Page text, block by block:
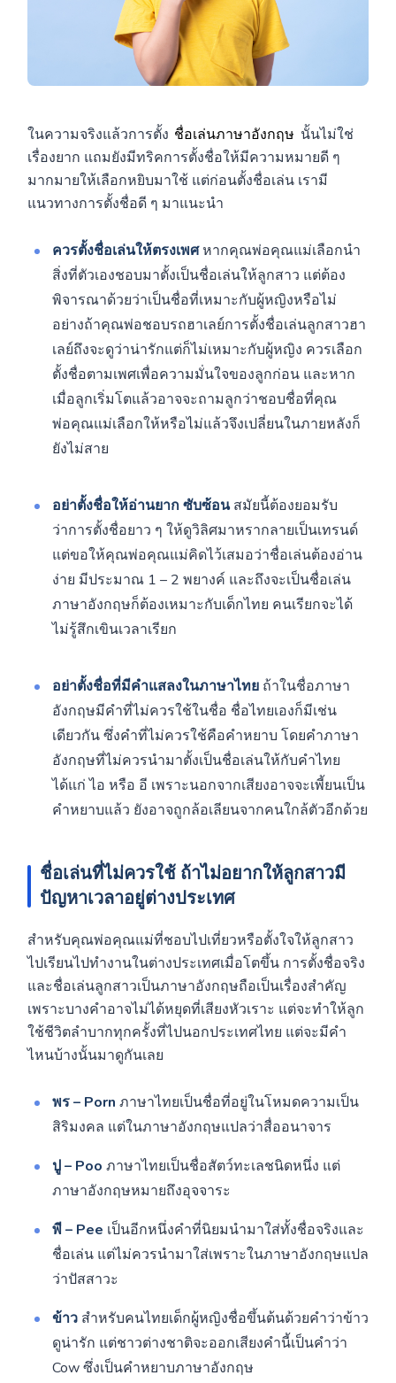
ในความจริงแล้วการตั้ง ชื่อเล่นภาษาอังกฤษ นั้นไม่ใช่
เรื่องยาก แถมยังมีทริคการตั้งชื่อให้มีความหมายดี ๆ
มากมายให้เลือกหยิบมาใช้ แต่ก่อนตั้งชื่อเล่น เรามี
แนวทางการตั้งชื่อดี ๆ มาแนะนำ
ควรตั้งชื่อเล่นให้ตรงเพศหากคุณพ่อคุณแม่เลือกนำ
สิ่งที่ตัวเองชอบมาตั้งเป็นชื่อเล่นให้ลูกสาว แต่ต้อง
พิจารณาด้วยว่าเป็นชื่อที่เหมาะกับผู้หญิงหรือไม่
อย่างถ้าคุณพ่อชอบรถฮาเลย์การตั้งชื่อเล่นลูกสาวฮา
เลย์ถึงจะดูว่าน่ารักแต่ก็ไม่เหมาะกับผู้หญิง ควรเลือก
ตั้งชื่อตามเพศเพื่อความมั่นใจของลูกก่อน และหาก
เมื่อลูกเริ่มโตแล้วอาจจะถามลูกว่าชอบชื่อที่คุณ
พ่อคุณแม่เลือกให้หรือไม่แล้วจึงเปลี่ยนในภายหลังก็
ยังไม่สาย
อย่าตั้งชื่อให้อ่านยาก ซับซ้อนสมัยนี้ต้องยอมรับ
ว่าการตั้งชื่อยาว ๆ ให้ดูวิลิศมาหรากลายเป็นเทรนด์
แต่ขอให้คุณพ่อคุณแม่คิดไว้เสมอว่าชื่อเล่นต้องอ่าน
ง่าย มีประมาณ 1 – 2 พยางค์ และถึงจะเป็นชื่อเล่น
ภาษาอังกฤษก็ต้องเหมาะกับเด็กไทย คนเรียกจะได้
ไม่รู้สึกเขินเวลาเรียก
อย่าตั้งชื่อที่มีคำแสลงในภาษาไทย ถ้าในชื่อภาษา
อังกฤษมีคำที่ไม่ควรใช้ในชื่อ ชื่อไทยเองก็มีเช่น
เดียวกัน ซึ่งคำที่ไม่ควรใช้คือคำหยาบ โดยคำภาษา
อังกฤษที่ไม่ควรนำมาตั้งเป็นชื่อเล่นให้กับคำไทย
ได้แก่ ไอ หรือ อี เพราะนอกจากเสียงอาจจะเพี้ยนเป็น
คำหยาบแล้ว ยังอาจถูกล้อเลียนจากคนใกล้ตัวอีกด้วย
ชื่อเล่นที่ไม่ควรใช้ ถ้าไม่อยากให้ลูกสาวมี
ปัญหาเวลาอยู่ต่างประเทศ
สำหรับคุณพ่อคุณแม่ที่ชอบไปเที่ยวหรือตั้งใจให้ลูกสาว
ไปเรียนไปทำงานในต่างประเทศเมื่อโตขึ้น การตั้งชื่อจริง
และชื่อเล่นลูกสาวเป็นภาษาอังกฤษถือเป็นเรื่องสำคัญ
เพราะบางคำอาจไม่ได้หยุดที่เสียงหัวเราะ แต่จะทำให้ลูก
ใช้ชีวิตลำบากทุกครั้งที่ไปนอกประเทศไทย แต่จะมีคำ
ไหนบ้างนั้นมาดูกันเลย
พร – Porn ภาษาไทยเป็นชื่อที่อยู่ในโหมดความเป็น
สิริมงคล แต่ในภาษาอังกฤษแปลว่าสื่ออนาจาร
ปู – Poo ภาษาไทยเป็นชื่อสัตว์ทะเลชนิดหนึ่ง แต่
ภาษาอังกฤษหมายถึงอุจจาระ
พี – Pee เป็นอีกหนึ่งคำที่นิยมนำมาใส่ทั้งชื่อจริงและ
ชื่อเล่น แต่ไม่ควรนำมาใส่เพราะในภาษาอังกฤษแปล
ว่าปัสสาวะ
ข้าว สำหรับคนไทยเด็กผู้หญิงชื่อขึ้นต้นด้วยคำว่าข้าว
ดูน่ารัก แต่ชาวต่างชาติจะออกเสียงคำนี้เป็นคำว่า
Cow ซึ่งเป็นคำหยาบภาษาอังกฤษ